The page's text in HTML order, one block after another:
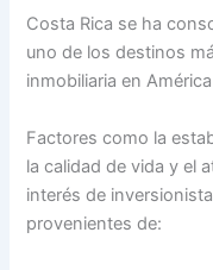
Costa Rica se ha
uno de los destinos
inmobiliaria en
Factores como la
la calidad de vida y el
interés de
provenientes de: